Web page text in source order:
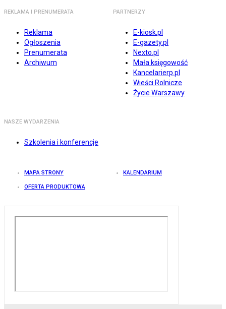
REKLAMA I PRENUMERATA
Reklama
Ogłoszenia
Prenumerata
Archiwum
PARTNERZY
E-kiosk.pl
E-gazety.pl
Nexto.pl
Mała księgowość
Kancelarierp.pl
Wieści Rolnicze
Życie Warszawy
NASZE WYDARZENIA
Szkolenia i konferencje
MAPA STRONY KALENDARIUM
OFERTA PRODUKTOWA